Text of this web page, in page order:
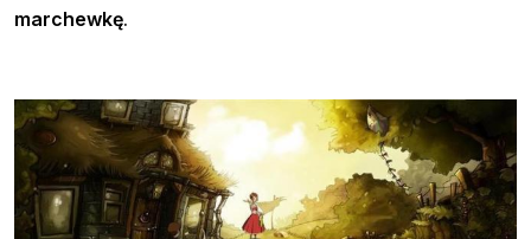
marchewkę.